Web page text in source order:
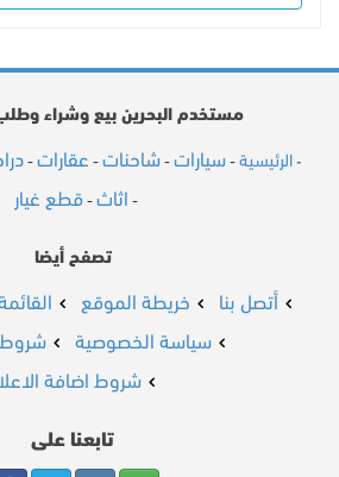
مستخدم البحرين بيع وشراء
- الرئيسية - سيارات - شاحنات - عقارات -
- اثاث -قطع غيار
تصفح أيضا
أتصل بنا خريطة الموقع
سياسة الخصوصية
شروط
شروط اضافة
تابعنا على